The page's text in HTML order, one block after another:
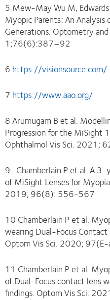
5 Mew-May Wu M,
Myopic Parents: An
Generations. Optometry
1;76(6):387–92
6 https://visionsource.com/
7 https://www.aao.org/
8 Arumugam B et al.
Progression for the MiSight
Ophthalmol Vis Sci. 2021;
9 . Chamberlain P et al. A 3-
of MiSight Lenses for
2019; 96(8): 556-567
10 Chamberlain P et al.
wearing Dual-Focus
Optom Vis Sci. 2020;
11 Chamberlain P et al.
of Dual-Focus contact lens
findings. Optom Vis Sci.